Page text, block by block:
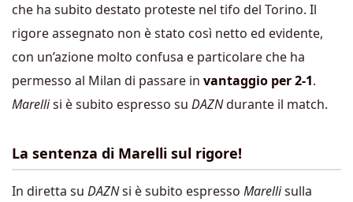
che ha subito destato proteste nel tifo del Torino. Il
rigore assegnato non è stato così netto ed evidente,
con un’azione molto confusa e particolare che ha
permesso al Milan di passare in vantaggio per 2-1.
Marellisi è subito espresso su DAZNdurante il match.
La sentenza di Marelli sul rigore!
In diretta su DAZNsi è subito espresso Marellisulla